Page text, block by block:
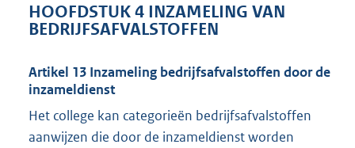
HOOFDSTUK 4 INZAMELING VAN
BEDRIJFSAFVALSTOFFEN
Artikel 13 Inzameling bedrijfsafvalstoffen door de
inzameldienst
Het college kan categorieën bedrijfsafvalstoffen
aanwijzen die door de inzameldienst worden